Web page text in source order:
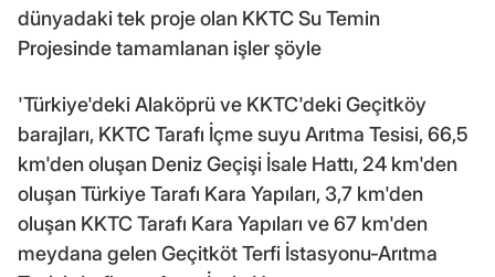
dünyadaki tek proje olan KKTC Su Temin
Projesinde tamamlanan işler şöyle
'Türkiye'deki Alaköprü ve KKTC'deki Geçitköy
barajları, KKTC Tarafı İçme suyu Arıtma Tesisi, 66,5
km'den oluşan Deniz Geçişi İsale Hattı, 24 km'den
oluşan Türkiye Tarafı Kara Yapıları, 3,7 km'den
oluşan KKTC Tarafı Kara Yapıları ve 67 km'den
meydana gelen Geçitköt Terfi İstasyonu-Arıtma